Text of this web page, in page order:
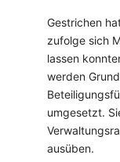
Gestrichen
zufolge sich
lassen
werden
umgesetzt.
ausüben.